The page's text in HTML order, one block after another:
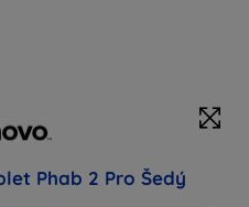
Phab 2 Pro Šedý